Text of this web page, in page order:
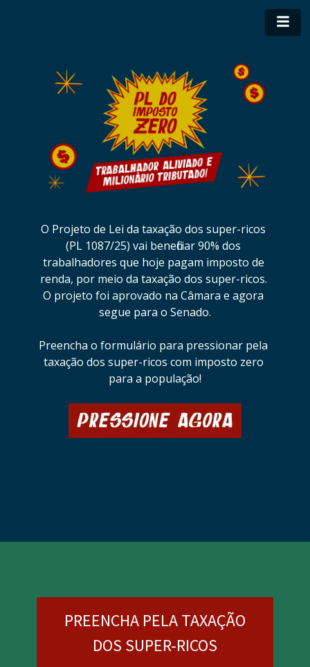
O Projeto de Lei da taxação dos super-ricos
(PL 1087/25) vai beneficiar 90% dos
trabalhadores que hoje pagam imposto de
renda, por meio da taxação dos super-ricos.
O projeto foi aprovado na Câmara e agora
segue para o Senado.
Preencha o formulário para pressionar pela
taxação dos super-ricos com imposto zero
para a população!
PREENCHA PELA TAXAÇÃO
DOS SUPER-RICOS